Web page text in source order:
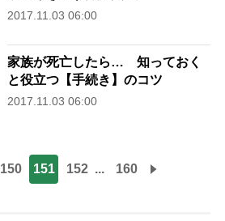
2017.11.03 06:00
家族が死亡したら… 知っておく
と役立つ【手続き】のコツ
2017.11.03 06:00
150 151 152 ... 160